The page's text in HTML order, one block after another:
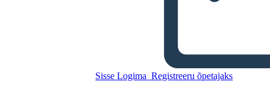
Sisse Logima Registreeru õpetajaks
עצמאות טקסנית וסיפוח טקסס